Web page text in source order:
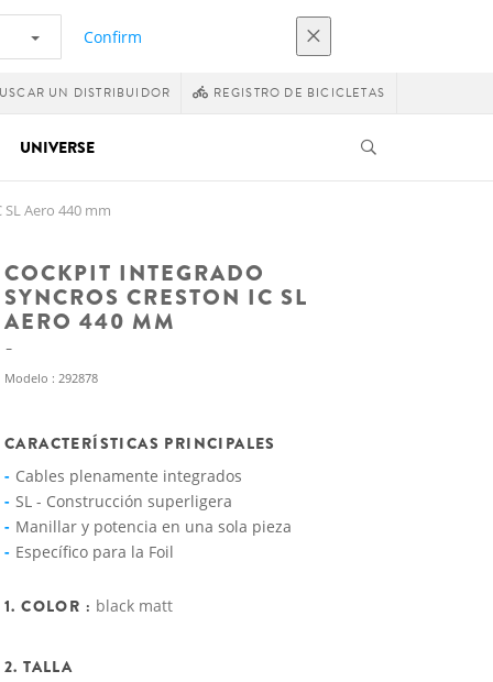
Confirm
UN DISTRIBUIDOR REGISTRO DE BICICLETAS
UNIVERSE
Aero 440 mm
COCKPIT INTEGRADO
SYNCROS CRESTON IC SL
AERO 440 MM
Modelo : 292878
CARACTERÍSTICAS PRINCIPALES
Cables plenamente integrados
SL - Construcción superligera
Manillar y potencia en una sola pieza
Específico para la Foil
1. COLOR : black matt
2. TALLA